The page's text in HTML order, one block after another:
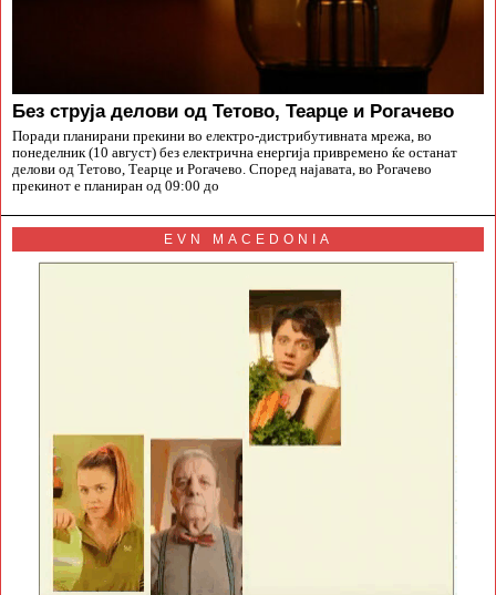
Без струја делови од Тетово, Теарце и Рогачево
Поради планирани прекини во електро-дистрибутивната мрежа, во
понеделник (10 август) без електрична енергија привремено ќе останат
делови од Тетово, Теарце и Рогачево. Според најавата, во Рогачево
прекинот е планиран од 09:00 до
EVN MACEDONIA